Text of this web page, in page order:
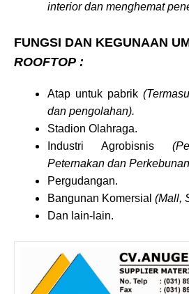
interior dan menghemat
FUNGSI DAN KEGUNAAN
ROOFTOP :
Atap untuk pabrik
dan pengolahan).
Stadion Olahraga.
Industri Agrobisnis
Peternakan dan
Pergudangan.
Bangunan Komersial (Mall,
Dan lain-lain.